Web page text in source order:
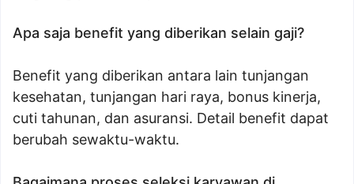
Apa saja benefit yang diberikan selain gaji?
Benefit yang diberikan antara lain tunjangan
kesehatan, tunjangan hari raya, bonus kinerja,
cuti tahunan, dan asuransi. Detail benefit dapat
berubah sewaktu-waktu.